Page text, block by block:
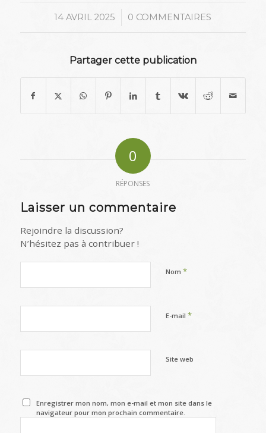
14 AVRIL 2025
/ 0 COMMENTAIRES
Partager cette publication
0
RÉPONSES
Laisser un commentaire
Rejoindre la discussion?
N’hésitez pas à contribuer !
Nom *
E-mail *
Site web
Enregistrer mon nom, mon e-mail et mon site dans le
navigateur pour mon prochain commentaire.